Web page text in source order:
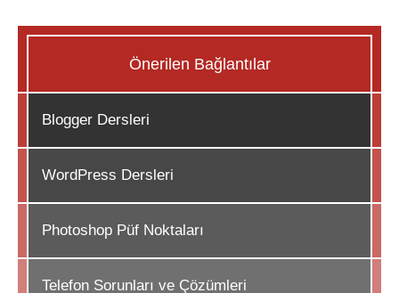
Önerilen Bağlantılar
Blogger Dersleri
WordPress Dersleri
Photoshop Püf Noktaları
Telefon Sorunları ve Çözümleri